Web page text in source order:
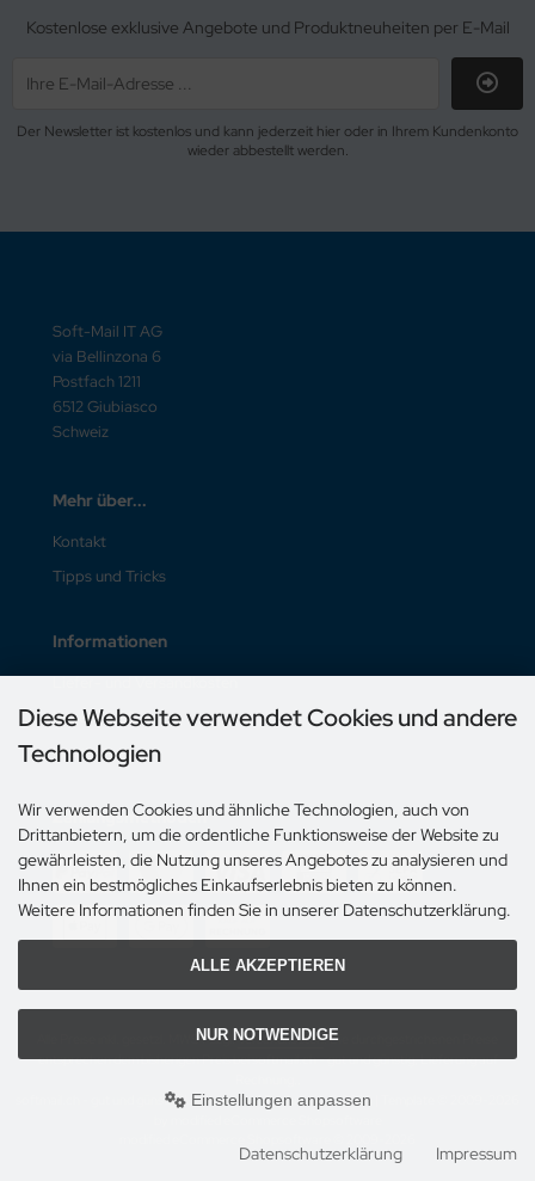
Kostenlose exklusive Angebote und Produktneuheiten per E-Mail
Der Newsletter ist kostenlos und kann jederzeit hier oder in Ihrem Kundenkonto
wieder abbestellt werden.
Soft-Mail IT AG
via Bellinzona 6
Postfach 1211
6512 Giubiasco
Schweiz
Mehr über...
Kontakt
Tipps und Tricks
Informationen
Liefer- und Versandkosten
Unsere AGB
Impressum
Zahlungsmethoden
Alle Preise inkl. gesetzl. MWST zzgl.Versandkosten. Die durchgestrichenen Preise
entsprechen dem bisherigen Preis bei softmail.ch - gut und günstig, Lieferung auf
softmail.ch - gut und günstig, Lieferung auf Rechnung. © 2026 | Template © 2009-2026
Diese Webseite verwendet Cookies und andere
Technologien
Wir verwenden Cookies und ähnliche Technologien, auch von
Drittanbietern, um die ordentliche Funktionsweise der Website zu
gewährleisten, die Nutzung unseres Angebotes zu analysieren und
Ihnen ein bestmögliches Einkaufserlebnis bieten zu können.
Weitere Informationen finden Sie in unserer Datenschutzerklärung.
ALLE AKZEPTIEREN
NUR NOTWENDIGE
Einstellungen anpassen
Datenschutzerklärung Impressum